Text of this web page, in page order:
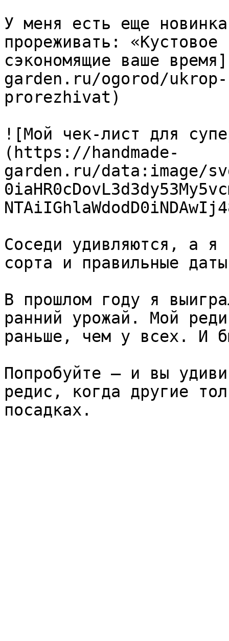
У меня есть еще
прореживать:
сэкономящие ваше
garden.ru/ogorod/
prorezhivat)
![Мой чек-лист для
(https://handmade-
garden.ru/data:image/
Соседи удивляются, а я
сорта и правильные
В прошлом году я
ранний урожай. Мой
раньше, чем у всех. И
Попробуйте — и вы
редис, когда другие